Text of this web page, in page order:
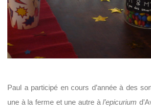
Paul a participé en cours d’année à des
une à la ferme et une autre àl’epicurium